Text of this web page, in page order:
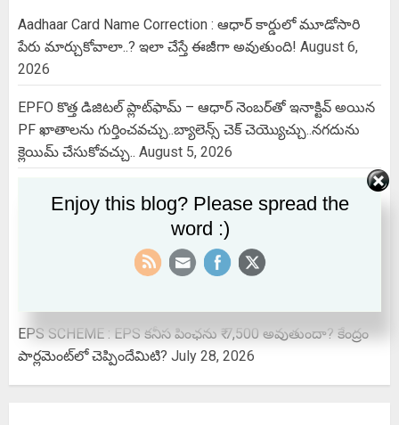
Aadhaar Card Name Correction : ఆధార్ కార్డులో మూడోసారి
పేరు మార్చుకోవాలా..? ఇలా చేస్తే ఈజీగా అవుతుంది! August 6,
2026
EPFO కొత్త డిజిటల్ ప్లాట్‌ఫామ్‌ – ఆధార్ నెంబర్‌తో ఇనాక్టివ్ అయిన
PF ఖాతాలను గుర్తించవచ్చు..బ్యాలెన్స్ చెక్ చెయ్యొచ్చు..నగదును
క్లెయిమ్ చేసుకోవచ్చు.. August 5, 2026
Notification Out, Apply Offline & Check Age Limit August 3,
Power Cut @ Issues : విద్యుత్ సమస్యలపై వాట్సప్‌లో ఫిర్యాదు
EPS SCHEME : EPS కనీస పింఛను ₹ 7,500 అవుతుందా? కేంద్రం
పార్లమెంట్‌లో చెప్పిందేమిటి? July 28, 2026
Enjoy this blog? Please spread the
word :)